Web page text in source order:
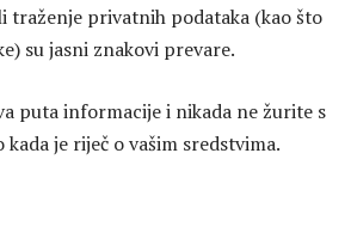
privatnih podataka (kao što
su jasni znakovi prevare.
puta informacije i nikada ne žurite s
je riječ o vašim sredstvima.